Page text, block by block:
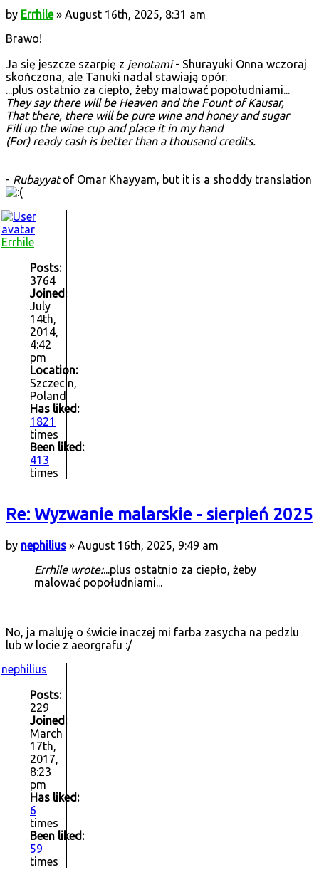
by Errhile» August 16th, 2025, 8:31 am
Brawo!
Ja się jeszcze szarpię z jenotami- Shurayuki Onna wczoraj
skończona, ale Tanuki nadal stawiają opór.
...plus ostatnio za ciepło, żeby malować popołudniami...
They say there will be Heaven and the Fount of Kausar,
That there, there will be pure wine and honey and sugar
Fill up the wine cup and place it in my hand
(For) ready cash is better than a thousand credits.
- Rubayyatof Omar Khayyam, but it is a shoddy translation
Errhile
Posts:
3764
Joined:
July
14th,
2014,
4:42
pm
Location:
Szczecin,
Poland
Has liked:
1821
times
Been liked:
413
times
Re: Wyzwanie malarskie - sierpień 2025
by nephilius » August 16th, 2025, 9:49 am
Errhile wrote:...plus ostatnio za ciepło, żeby
malować popołudniami...
No, ja maluję o świcie inaczej mi farba zasycha na pedzlu
lub w locie z aeorgrafu :/
nephilius
Posts:
229
Joined:
March
17th,
2017,
8:23
pm
Has liked:
6
times
Been liked:
59
times